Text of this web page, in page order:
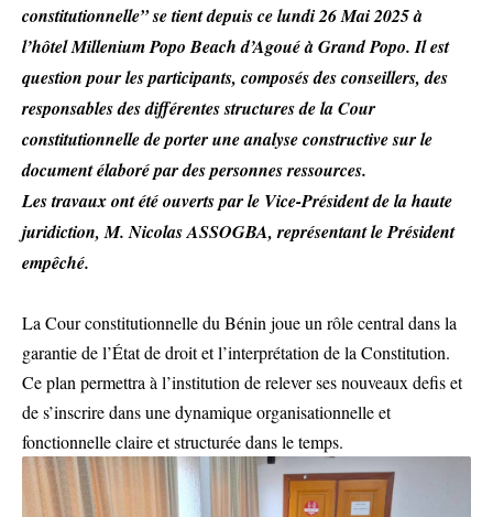
constitutionnelle” se tient depuis ce lundi 26 Mai 2025 à
l’hôtel Millenium Popo Beach d’Agoué à Grand Popo. Il est
question pour les participants, composés des conseillers, des
responsables des différentes structures de la Cour
constitutionnelle de porter une analyse constructive sur le
document élaboré par des personnes ressources.
Les travaux ont été ouverts par le Vice-Président de la haute
juridiction, M. Nicolas ASSOGBA, représentant le Président
empêché.
La Cour constitutionnelle du Bénin joue un rôle central dans la
garantie de l’État de droit et l’interprétation de la Constitution.
Ce plan permettra à l’institution de relever ses nouveaux defis et
de s’inscrire dans une dynamique organisationnelle et
fonctionnelle claire et structurée dans le temps.